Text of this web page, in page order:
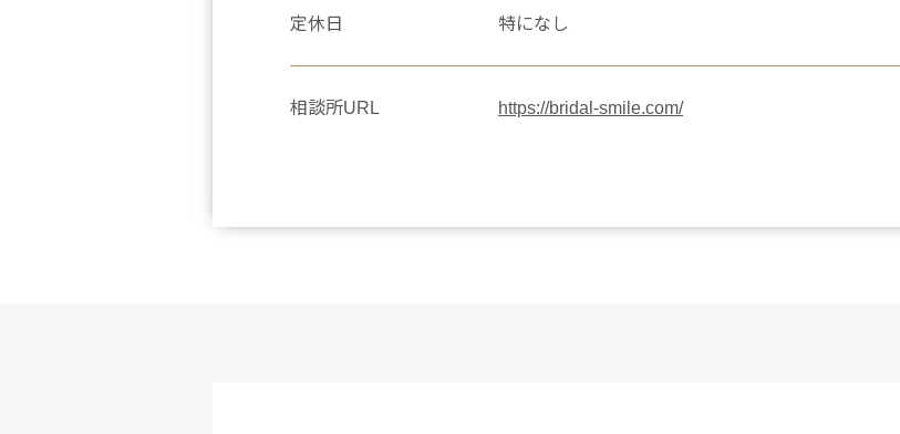
定休日 特になし
相談所URL https://bridal-smile.com/